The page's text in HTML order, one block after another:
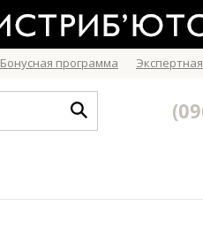
Бонусная программа